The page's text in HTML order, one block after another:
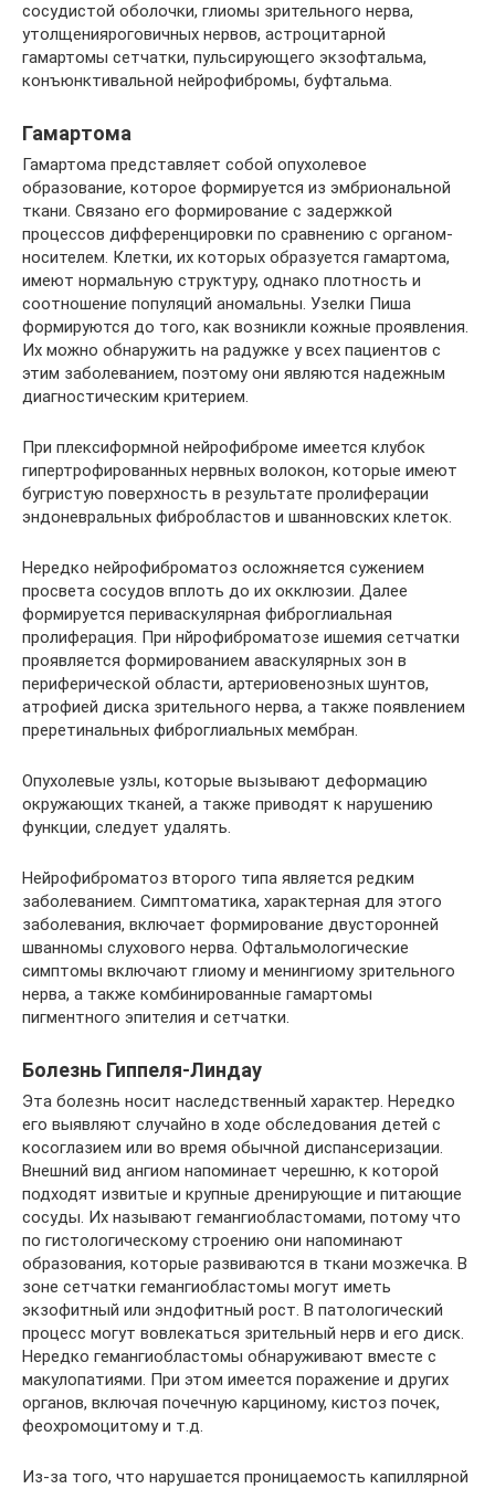
сосудистой оболочки, глиомы зрительного нерва,
утолщенияроговичных нервов, астроцитарной
гамартомы сетчатки, пульсирующего экзофтальма,
конъюнктивальной нейрофибромы, буфтальма.
Гамартома
Гамартома представляет собой опухолевое
образование, которое формируется из эмбриональной
ткани. Связано его формирование с задержкой
процессов дифференцировки по сравнению с органом-
носителем. Клетки, их которых образуется гамартома,
имеют нормальную структуру, однако плотность и
соотношение популяций аномальны. Узелки Пиша
формируются до того, как возникли кожные проявления.
Их можно обнаружить на радужке у всех пациентов с
этим заболеванием, поэтому они являются надежным
диагностическим критерием.
При плексиформной нейрофиброме имеется клубок
гипертрофированных нервных волокон, которые имеют
бугристую поверхность в результате пролиферации
эндоневральных фибробластов и шванновских клеток.
Нередко нейрофиброматоз осложняется сужением
просвета сосудов вплоть до их окклюзии. Далее
формируется периваскулярная фиброглиальная
пролиферация. При нйрофиброматозе ишемия сетчатки
проявляется формированием аваскулярных зон в
периферической области, артериовенозных шунтов,
атрофией диска зрительного нерва, а также появлением
преретинальных фиброглиальных мембран.
Опухолевые узлы, которые вызывают деформацию
окружающих тканей, а также приводят к нарушению
функции, следует удалять.
Нейрофиброматоз второго типа является редким
заболеванием. Симптоматика, характерная для этого
заболевания, включает формирование двусторонней
шванномы слухового нерва. Офтальмологические
симптомы включают глиому и менингиому зрительного
нерва, а также комбинированные гамартомы
пигментного эпителия и сетчатки.
Болезнь Гиппеля-Линдау
Эта болезнь носит наследственный характер. Нередко
его выявляют случайно в ходе обследования детей с
косоглазием или во время обычной диспансеризации.
Внешний вид ангиом напоминает черешню, к которой
подходят извитые и крупные дренирующие и питающие
сосуды. Их называют гемангиобластомами, потому что
по гистологическому строению они напоминают
образования, которые развиваются в ткани мозжечка. В
зоне сетчатки гемангиобластомы могут иметь
экзофитный или эндофитный рост. В патологический
процесс могут вовлекаться зрительный нерв и его диск.
Нередко гемангиобластомы обнаруживают вместе с
макулопатиями. При этом имеется поражение и других
органов, включая почечную карциному, кистоз почек,
феохромоцитому и т.д.
Из-за того, что нарушается проницаемость капиллярной